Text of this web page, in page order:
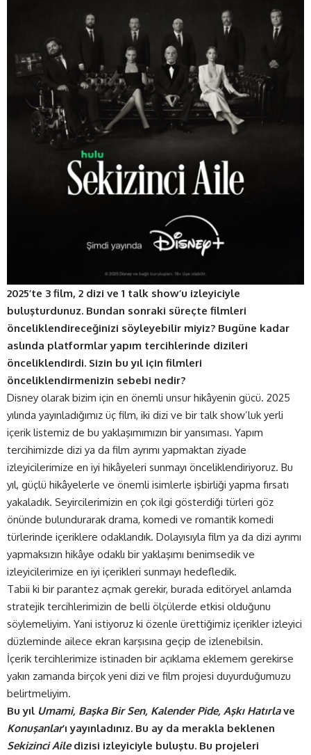
2025’te 3 film, 2 dizi ve 1 talk show’u izleyiciyle
buluşturdunuz. Bundan sonraki süreçte filmleri
önceliklendireceğinizi söyleyebilir miyiz? Bugüne kadar
aslında platformlar yapım tercihlerinde dizileri
önceliklendirdi. Sizin bu yıl için filmleri
önceliklendirmenizin sebebi nedir?
Disney olarak bizim için en önemli unsur hikâyenin gücü. 2025
yılında yayınladığımız üç film, iki dizi ve bir talk show’luk yerli
içerik listemiz de bu yaklaşımımızın bir yansıması. Yapım
tercihimizde dizi ya da film ayrımı yapmaktan ziyade
izleyicilerimize en iyi hikâyeleri sunmayı önceliklendiriyoruz. Bu
yıl, güçlü hikâyelerle ve önemli isimlerle işbirliği yapma fırsatı
yakaladık. Seyircilerimizin en çok ilgi gösterdiği türleri göz
önünde bulundurarak drama, komedi ve romantik komedi
türlerinde içeriklere odaklandık. Dolayısıyla film ya da dizi ayrımı
yapmaksızın hikâye odaklı bir yaklaşımı benimsedik ve
izleyicilerimize en iyi içerikleri sunmayı hedefledik.
Tabii ki bir parantez açmak gerekir, burada editöryel anlamda
stratejik tercihlerimizin de belli ölçülerde etkisi olduğunu
söylemeliyim. Yani istiyoruz ki özenle ürettiğimiz içerikler izleyici
düzleminde ailece ekran karşısına geçip de izlenebilsin.
İçerik tercihlerimize istinaden bir açıklama eklemem gerekirse
yakın zamanda birçok yeni dizi ve film projesi duyurduğumuzu
belirtmeliyim.
Bu yıl Umami, Başka Bir Sen, Kalender Pide, Aşkı Hatırlave
Konuşanlar’ı yayınladınız. Bu ay da merakla beklenen
Sekizinci Ailedizisi izleyiciyle buluştu. Bu projeleri